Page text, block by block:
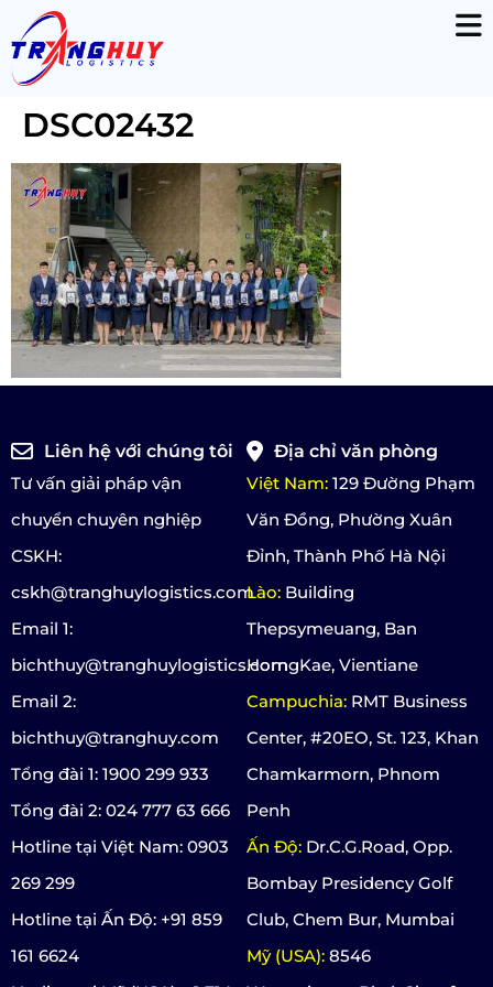
DSC02432
Liên hệ với chúng tôi
Tư vấn giải pháp vận
chuyển chuyên nghiệp
CSKH:
cskh@tranghuylogistics.com
Email 1:
bichthuy@tranghuylogistics.com
Email 2:
bichthuy@tranghuy.com
Tổng đài 1: 1900 299 933
Tổng đài 2: 024 777 63 666
Hotline tại Việt Nam: 0903
269 299
Hotline tại Ấn Độ: +91 859
161 6624
Địa chỉ văn phòng
Việt Nam: 129 Đường Phạm
Văn Đồng, Phường Xuân
Đỉnh, Thành Phố Hà Nội
Lào: Building
Thepsymeuang, Ban
HorngKae, Vientiane
Campuchia: RMT Business
Center, #20EO, St. 123, Khan
Chamkarmorn, Phnom
Penh
Ấn Độ: Dr.C.G.Road, Opp.
Bombay Presidency Golf
Club, Chem Bur, Mumbai
Mỹ (USA): 8546